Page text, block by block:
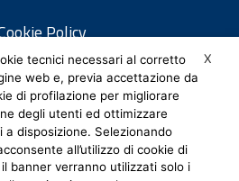
Policy
privacy
Note legali
X
tecnici necessari al corretto
web e, previa accettazione da
di profilazione per migliorare
degli utenti ed ottimizzare
a disposizione. Selezionando
all’utilizzo di cookie di
banner verranno utilizzati solo i